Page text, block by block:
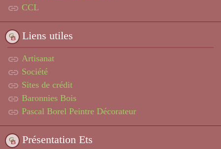
link CCL
Liens utiles
link Artisanat
link Société
link Sites de crédit
link Baronnies Bois
link Pascal Borel Peintre Décorateur
Présentation Ets